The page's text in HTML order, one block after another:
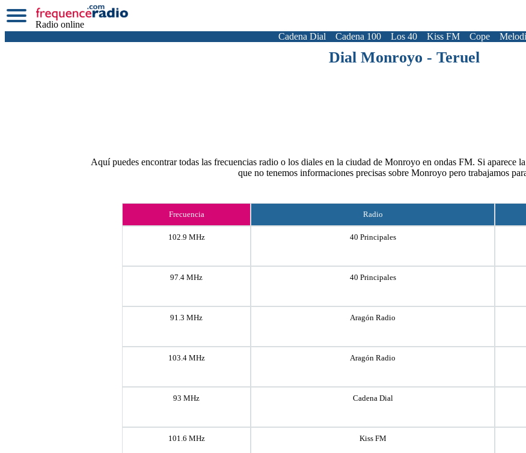
Radio online
Cadena Dial Cadena 100 Los 40 Kiss FM Cope
Dial Monroyo - Teruel
Aquí puedes encontrar todas las frecuencias radio o los diales en la ciudad de Monroyo en ondas FM. Si aparece
que no tenemos informaciones precisas sobre Monroyo pero trabajamos
Frecuencia Radio
102.9 MHz 40 Principales
97.4 MHz 40 Principales
91.3 MHz Aragón Radio
103.4 MHz Aragón Radio
93 MHz Cadena Dial
101.6 MHz Kiss FM